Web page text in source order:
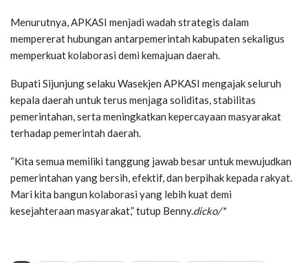
Menurutnya, APKASI menjadi wadah strategis dalam
mempererat hubungan antarpemerintah kabupaten sekaligus
memperkuat kolaborasi demi kemajuan daerah.
Bupati Sijunjung selaku Wasekjen APKASI mengajak seluruh
kepala daerah untuk terus menjaga soliditas, stabilitas
pemerintahan, serta meningkatkan kepercayaan masyarakat
terhadap pemerintah daerah.
“Kita semua memiliki tanggung jawab besar untuk mewujudkan
pemerintahan yang bersih, efektif, dan berpihak kepada rakyat.
Mari kita bangun kolaborasi yang lebih kuat demi
kesejahteraan masyarakat,” tutup Benny.dicko/*